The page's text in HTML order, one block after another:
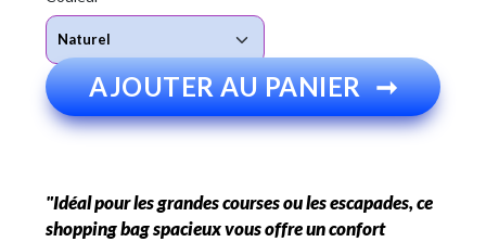
AJOUTER AU PANIER ➞
"Idéal pour les grandes courses ou les escapades, ce
shopping bag spacieux vous offre un confort